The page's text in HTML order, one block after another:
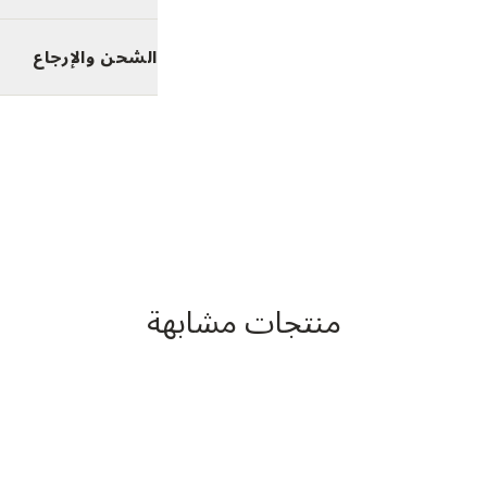
الشحن والإرجاع
منتجات مشابهة